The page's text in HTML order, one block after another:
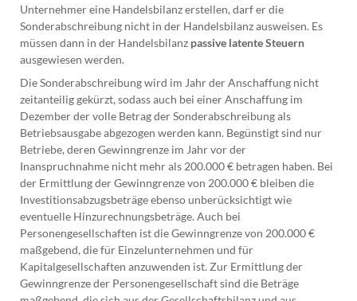
Unternehmer eine Handelsbilanz erstellen, darf er die
Sonderabschreibung nicht in der Handelsbilanz ausweisen. Es
müssen dann in der Handelsbilanz passive latente Steuern
ausgewiesen werden.
Die Sonderabschreibung wird im Jahr der Anschaffung nicht
zeitanteilig gekürzt, sodass auch bei einer Anschaffung im
Dezember der volle Betrag der Sonderabschreibung als
Betriebsausgabe abgezogen werden kann. Begünstigt sind nur
Betriebe, deren Gewinngrenze im Jahr vor der
Inanspruchnahme nicht mehr als 200.000 € betragen haben. Bei
der Ermittlung der Gewinngrenze von 200.000 € bleiben die
Investitionsabzugsbeträge ebenso unberücksichtigt wie
eventuelle Hinzurechnungsbeträge. Auch bei
Personengesellschaften ist die Gewinngrenze von 200.000 €
maßgebend, die für Einzelunternehmen und für
Kapitalgesellschaften anzuwenden ist. Zur Ermittlung der
Gewinngrenze der Personengesellschaft sind die Beträge